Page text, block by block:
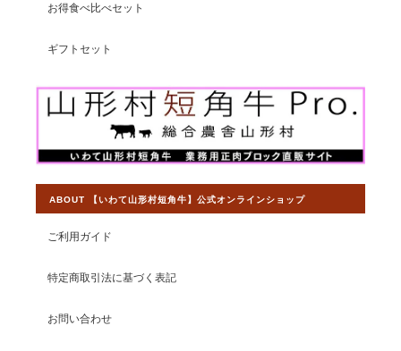
ほど柔らかく美味でした。 ロースはレアで食したら少々歯応えが
て、美味しかったです。
この度は素敵なレビューをいただきまし
て大変光栄です。赤身の旨味には自信を
サーロインもご満足いただけることを願
っております。 今後ともより一層皆様か
ップの変わらぬご愛顧を賜りますようお
お得食べ比べセット
ギフトセット
ABOUT 【いわて山形村短角牛】公式オンラインショップ
ご利用ガイド
特定商取引法に基づく表記
お問い合わせ